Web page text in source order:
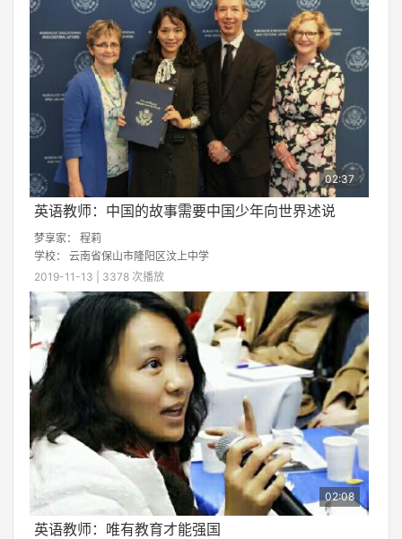
02:37
英语教师：中国的故事需要中国少年向世界述说
梦享家： 程莉
学校： 云南省保山市隆阳区汶上中学
2019-11-13 | 3378 次播放
02:08
英语教师：唯有教育才能强国